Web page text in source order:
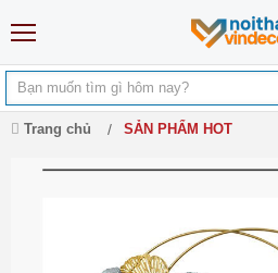
Trang chủ SẢN PHẨM HOT